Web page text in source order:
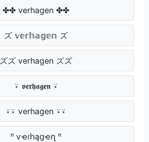
✤✤ verhagen ✤✤
ズ 𝕧𝕖𝕣𝕙𝕒𝕘𝕖𝕟 ズ
ズズ verhagen ズズ
⍣ 𝖛𝖊𝖗𝖍𝖆𝖌𝖊𝖓 ⍣
⍣⍣ verhagen ⍣⍣
ⁿ ѵҽɾհąցҽղ ⁿ